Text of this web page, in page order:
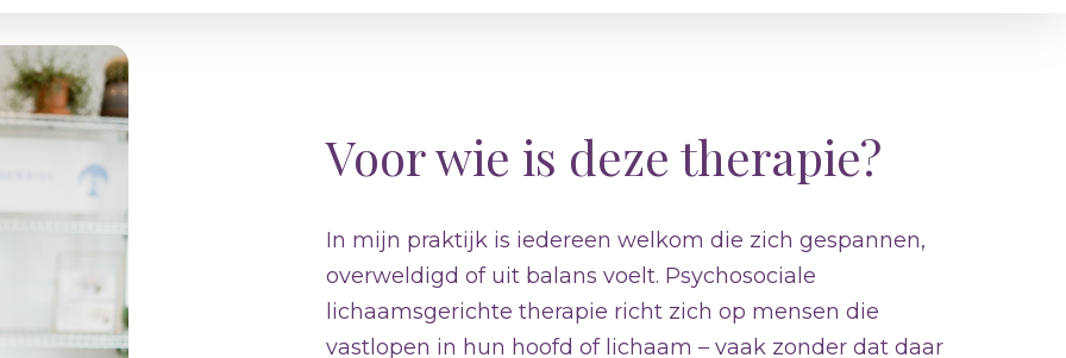
Voor wie is deze therapie?
In mijn praktijk is iedereen welkom die zich gespannen,
overweldigd of uit balans voelt. Psychosociale
lichaamsgerichte therapie richt zich op mensen die
vastlopen in hun hoofd of lichaam – vaak zonder dat daar